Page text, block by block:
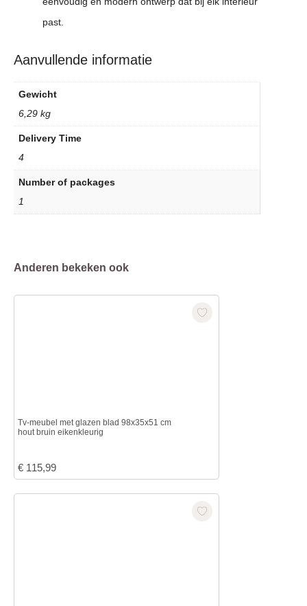
past.
Aanvullende informatie
Gewicht
6,29 kg
Delivery Time
4
Number of packages
1
Anderen bekeken ook
Tv-meubel met glazen blad 98x35x51 cm
hout bruin eikenkleurig
€ 115,99